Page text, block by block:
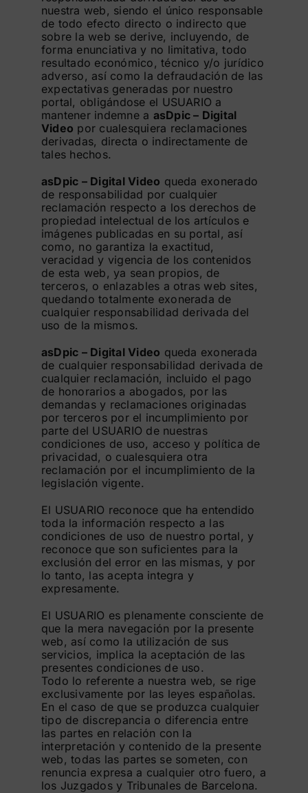
nuestra web, siendo el único responsable
de todo efecto directo o indirecto que
sobre la web se derive, incluyendo, de
forma enunciativa y no limitativa, todo
resultado económico, técnico y/o jurídico
adverso, así como la defraudación de las
expectativas generadas por nuestro
portal, obligándose el USUARIO a
mantener indemne a asDpic – Digital
Video por cualesquiera reclamaciones
derivadas, directa o indirectamente de
tales hechos.
asDpic – Digital Video queda exonerado
de responsabilidad por cualquier
reclamación respecto a los derechos de
propiedad intelectual de los artículos e
imágenes publicadas en su portal, así
como, no garantiza la exactitud,
veracidad y vigencia de los contenidos
de esta web, ya sean propios, de
terceros, o enlazables a otras web sites,
quedando totalmente exonerada de
cualquier responsabilidad derivada del
uso de la mismos.
asDpic – Digital Video queda exonerada
de cualquier responsabilidad derivada de
cualquier reclamación, incluido el pago
de honorarios a abogados, por las
demandas y reclamaciones originadas
por terceros por el incumplimiento por
parte del USUARIO de nuestras
condiciones de uso, acceso y política de
privacidad, o cualesquiera otra
reclamación por el incumplimiento de la
legislación vigente.
El USUARIO reconoce que ha entendido
toda la información respecto a las
condiciones de uso de nuestro portal, y
reconoce que son suficientes para la
exclusión del error en las mismas, y por
lo tanto, las acepta integra y
expresamente.
El USUARIO es plenamente consciente de
que la mera navegación por la presente
web, así como la utilización de sus
servicios, implica la aceptación de las
presentes condiciones de uso.
Todo lo referente a nuestra web, se rige
exclusivamente por las leyes españolas.
En el caso de que se produzca cualquier
tipo de discrepancia o diferencia entre
las partes en relación con la
interpretación y contenido de la presente
web, todas las partes se someten, con
renuncia expresa a cualquier otro fuero, a
los Juzgados y Tribunales de Barcelona.